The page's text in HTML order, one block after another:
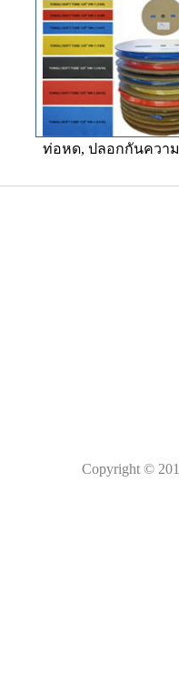
ท่อหด, ปลอกกันควา
Copyright ©